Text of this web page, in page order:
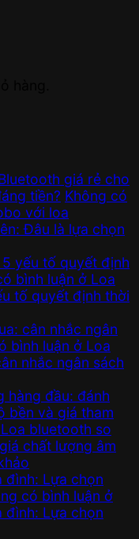
hàng.
giá rẻ cho
tiền? Không có
với loa
Đâu là lựa chọn
yếu tố quyết định
bình luận ở Loa
tố quyết định thời
cân nhắc ngân
bình luận ở Loa
nhắc ngân sách
hàng đầu: đánh
bền và giá tham
bluetooth so
chất lượng âm
đình: Lựa chọn
có bình luận ở
đình: Lựa chọn